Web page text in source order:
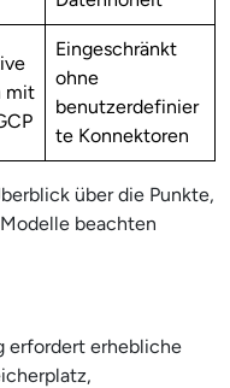
mit
Eingeschränkt
ohne
benutzerdefinier
te Konnektoren
über die Punkte,
beachten
erfordert erhebliche